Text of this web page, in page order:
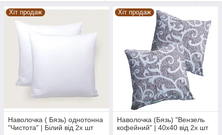
Хіт продаж
Наволочка ( Бязь) однотонна
"Чистота" | Білий від 2х шт
Хіт продаж
Наволочка (Бязь) "Вензель
кофейний" | 40х40 від 2х шт